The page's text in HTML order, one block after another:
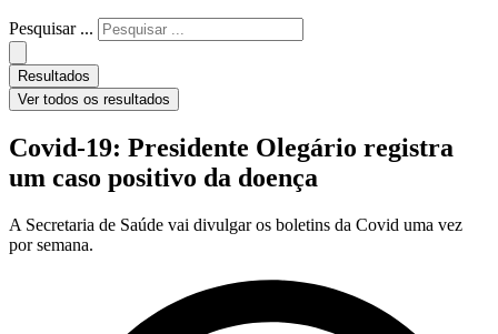
Pesquisar ...
Resultados
Ver todos os resultados
Covid-19: Presidente Olegário registra
um caso positivo da doença
A Secretaria de Saúde vai divulgar os boletins da Covid uma vez
por semana.